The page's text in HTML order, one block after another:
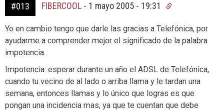
#013 FIBERCOOL - 1 mayo 2005 - 19:31
Yo en cambio tengo que darle las gracias a Telefónica, por
ayudarme a comprender mejor el significado de la palabra
impotencia.
Impotencia: esperar durante un año el ADSL de Telefónica,
cuando tu vecino de al lado o arriba llama y le tardan una
semana, entonces llamas y lo único que logras es que
pongan una incidencia mas, ya que te cuentan que debe